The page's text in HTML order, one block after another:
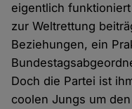
eigentlich
zur Weltrettung
Beziehungen, ein
Doch die Partei ist
coolen Jungs um